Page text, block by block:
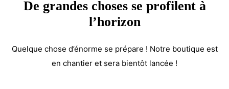
De grandes choses se profilent à
l’horizon
Quelque chose d’énorme se prépare ! Notre boutique est
en chantier et sera bientôt lancée !